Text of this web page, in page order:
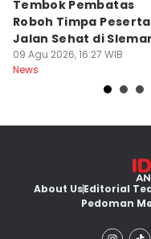
Tembok Pembatas
Roboh Timpa Peserta
Jalan Sehat di
10 Orang Luka
09 Agu 2026, 16:27 WIB
News
About UsEditorial
Pedoman